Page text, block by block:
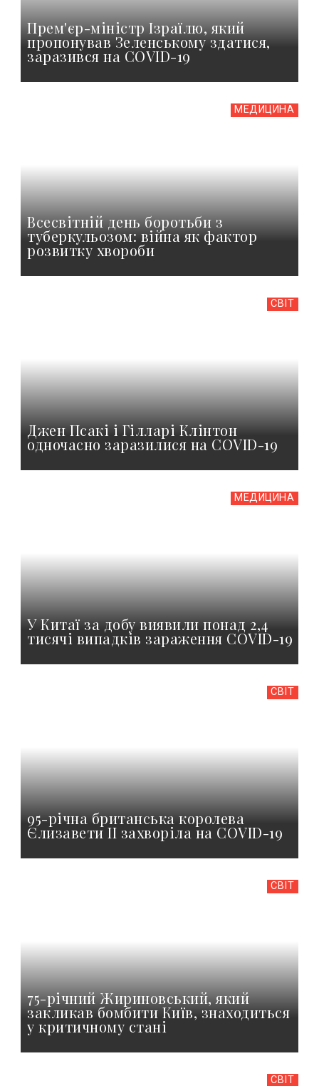
Прем'єр-міністр Ізраїлю, який
пропонував Зеленському здатися,
заразився на COVID-19
МЕДИЦИНА
Всесвітній день боротьби з
туберкульозом: війна як фактор
розвитку хвороби
СВІТ
Джен Псакі і Гілларі Клінтон
одночасно заразилися на COVID-19
МЕДИЦИНА
У Китаї за добу виявили понад 2,4
тисячі випадків зараження COVID-19
СВІТ
95-річна британська королева
Єлизавети II захворіла на COVID-19
СВІТ
75-річний Жириновський, який
закликав бомбити Київ, знаходиться
у критичному стані
СВІТ